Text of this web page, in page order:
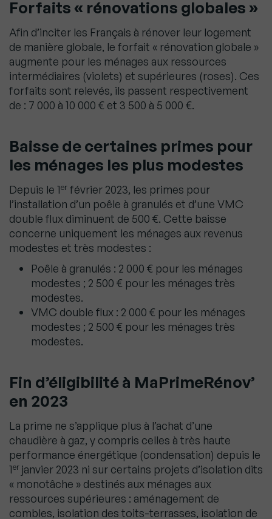
Forfaits « rénovations globales »
Afin d’inciter les Français à rénover leur logement
de manière globale, le forfait « rénovation globale »
augmente pour les ménages aux ressources
intermédiaires (violets) et supérieures (roses). Ces
forfaits sont relevés, ils passent respectivement
de : 7 000 à 10 000 € et 3 500 à 5 000 €.
Baisse de certaines primes pour
les ménages les plus modestes
Depuis le 1er février 2023, les primes pour
l’installation d’un poêle à granulés et d’une VMC
double flux diminuent de 500 €. Cette baisse
concerne uniquement les ménages aux revenus
modestes et très modestes :
Poêle à granulés : 2 000 € pour les ménages
modestes ; 2 500 € pour les ménages très
modestes.
VMC double flux : 2 000 € pour les ménages
modestes ; 2 500 € pour les ménages très
modestes.
Fin d’éligibilité à MaPrimeRénov’
en 2023
La prime ne s’applique plus à l’achat d’une
chaudière à gaz, y compris celles à très haute
performance énergétique (condensation) depuis le
1er janvier 2023 ni sur certains projets d’isolation dits
« monotâche » destinés aux ménages aux
ressources supérieures : aménagement de
combles, isolation des toits-terrasses, isolation de